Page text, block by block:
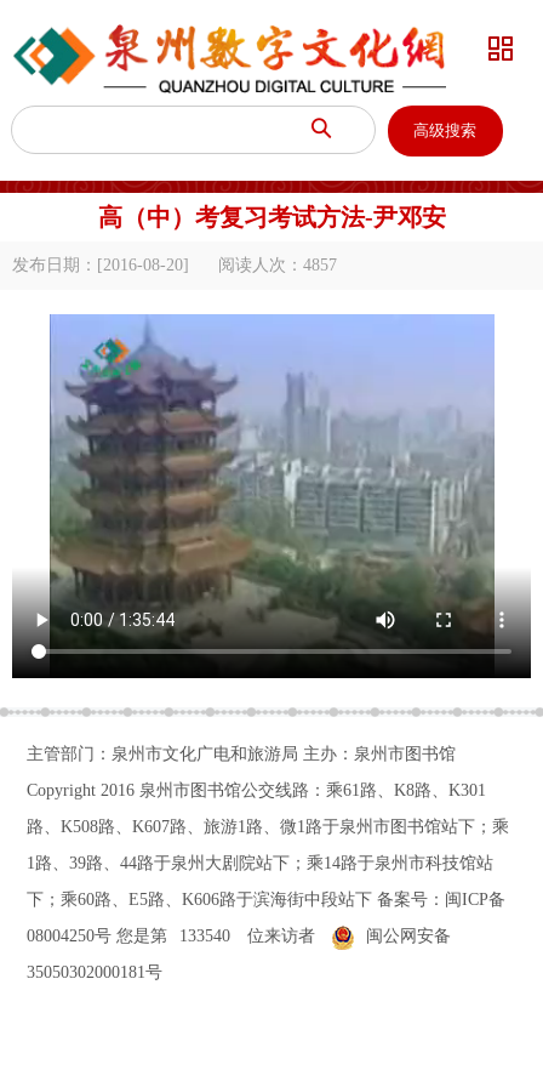
 高级搜索

高（中）考复习考试方法-尹邓安
发布日期：[2016-08-20] 阅读人次： 4857
主管部门：泉州市文化广电和旅游局 主办：泉州市图书馆
Copyright 2016 泉州市图书馆公交线路：乘61路、K8路、K301
路、K508路、K607路、旅游1路、微1路于泉州市图书馆站下；乘
1路、39路、44路于泉州大剧院站下；乘14路于泉州市科技馆站
下；乘60路、E5路、K606路于滨海街中段站下备案号： 闽ICP备
08004250号 您是第 133540 位来访者
闽公网安备
35050302000181号